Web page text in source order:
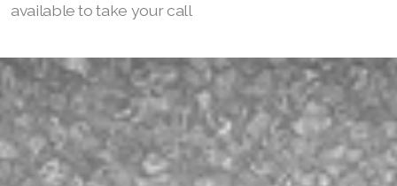
available to take your call